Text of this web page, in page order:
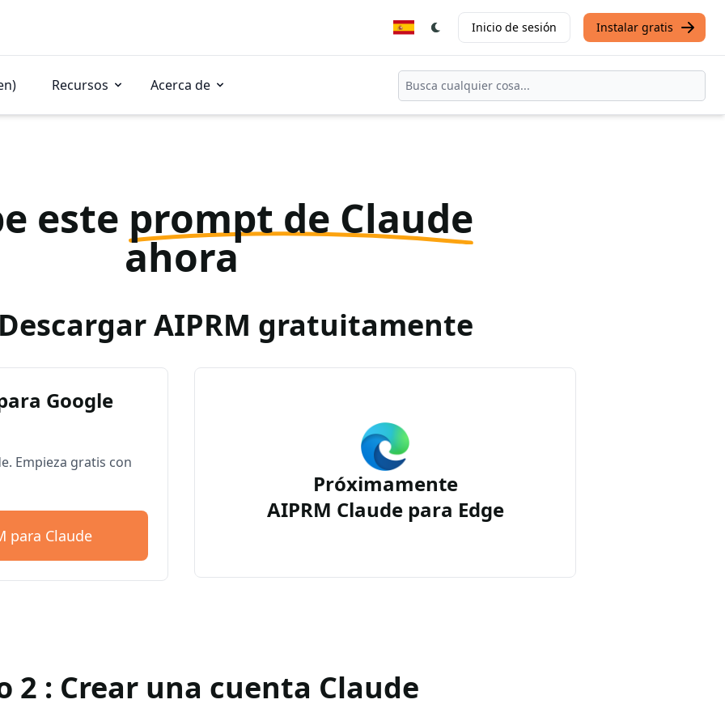
Inicio de sesión Instalar gratis
Recursos Acerca de
este prompt de Claude
ahora
AIPRM gratuitamente
Google
Empieza gratis con
para Claude
Próximamente
AIPRM Claude para Edge
2 : Crear una cuenta Claude